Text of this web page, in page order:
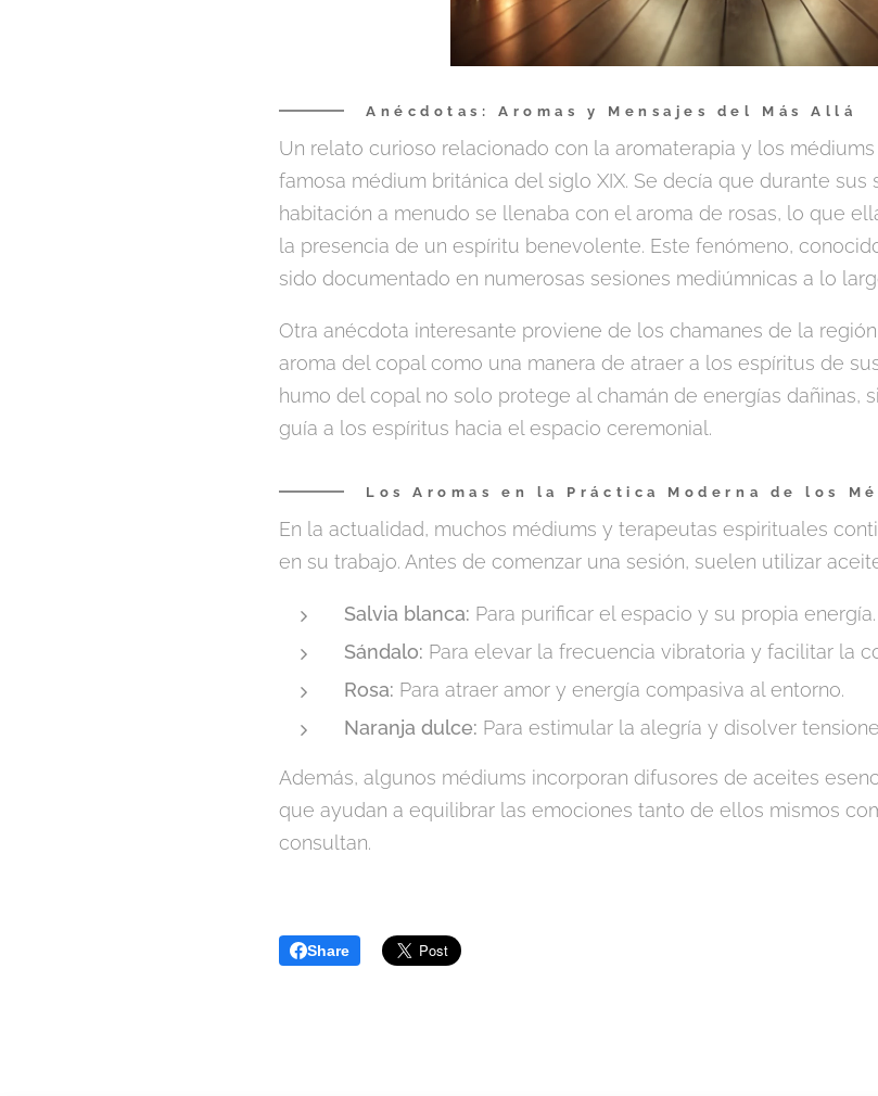
Anécdotas: Aromas y Mensajes del Más Allá
Un relato curioso relacionado con la aromaterapia y los
famosa médium británica del siglo XIX. Se decía que durante sus
habitación a menudo se llenaba con el aroma de rosas, lo que
la presencia de un espíritu benevolente. Este fenómeno,
sido documentado en numerosas sesiones mediúmnicas a lo
Otra anécdota interesante proviene de los chamanes de la
aroma del copal como una manera de atraer a los espíritus de
humo del copal no solo protege al chamán de energías dañinas,
guía a los espíritus hacia el espacio ceremonial.
Los Aromas en la Práctica Moderna de los
En la actualidad, muchos médiums y terapeutas espirituales
en su trabajo. Antes de comenzar una sesión, suelen utilizar
Salvia blanca: Para purificar el espacio y su propia energía.
Sándalo: Para elevar la frecuencia vibratoria y facilitar la
Rosa: Para atraer amor y energía compasiva al entorno.
Naranja dulce: Para estimular la alegría y disolver
Además, algunos médiums incorporan difusores de aceites
que ayudan a equilibrar las emociones tanto de ellos mismos
consultan.
Share